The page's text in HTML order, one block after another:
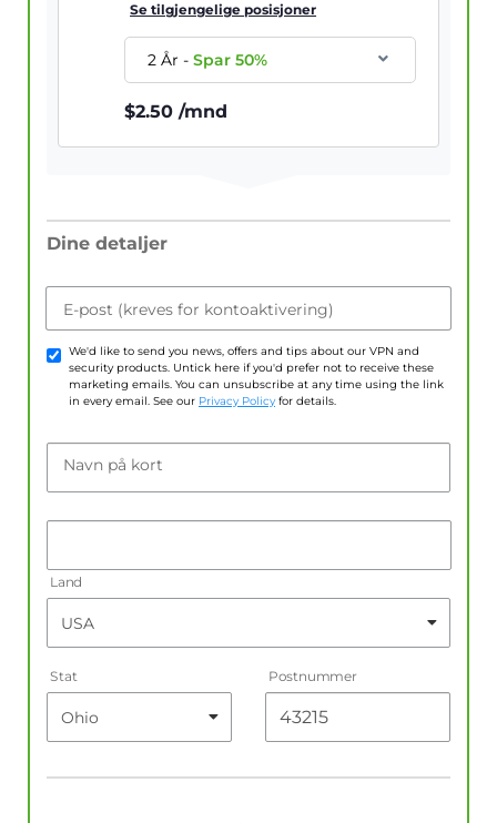
Se tilgjengelige posisjoner
2 År-Spar50%
$2.50 /mnd
Dine detaljer
E-post (kreves for kontoaktivering)
We'd like to send you news, offers and tips about our VPN and
security products. Untick here if you'd prefer not to receive these
marketing emails. You can unsubscribe at any time using the link
in every email. See our Privacy Policy for details.
Navn på kort
Land
Stat Postnummer